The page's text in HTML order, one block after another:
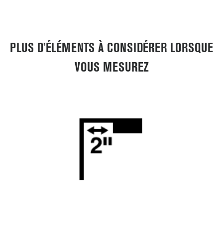
PLUS D’ÉLÉMENTS À CONSIDÉRER LORSQUE
VOUS MESUREZ